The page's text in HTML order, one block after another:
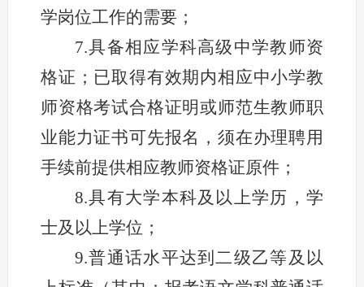
学岗位工作的需要；
7.具备相应学科高级中学教师资
格证；已取得有效期内相应中小学教
师资格考试合格证明或师范生教师职
业能力证书可先报名，须在办理聘用
手续前提供相应教师资格证原件；
8.具有大学本科及以上学历，学
士及以上学位；
9.普通话水平达到二级乙等及以